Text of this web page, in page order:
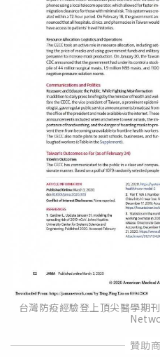
台灣防疫經驗登上頂尖醫學期